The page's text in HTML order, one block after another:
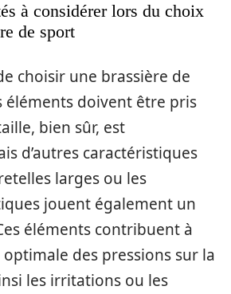
à considérer lors du choix
de sport
choisir une brassière de
éléments doivent être pris
bien sûr, est
d’autres caractéristiques
larges ou les
jouent également un
éléments contribuent à
des pressions sur la
les irritations ou les